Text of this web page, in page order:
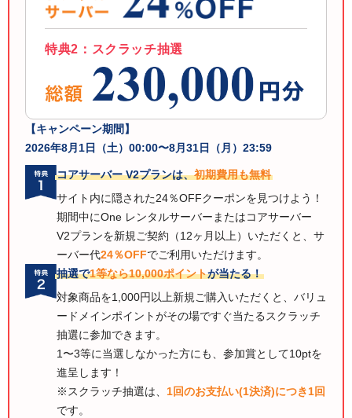
特典2：スクラッチ抽選
【キャンペーン期間】
2026年8月1日（土）00:00〜8月31日（月）23:59
コアサーバー V2プランは、初期費用も無料
サイト内に隠された24％OFFクーポンを見つけよう！
期間中にOne レンタルサーバーまたはコアサーバー
V2プランを新規ご契約（12ヶ月以上）いただくと、サ
ーバー代24％OFFでご利用いただけます。
抽選で1等なら10,000ポイントが当たる！
対象商品を1,000円以上新規ご購入いただくと、バリュ
ードメインポイントがその場ですぐ当たるスクラッチ
抽選に参加できます。
1〜3等に当選しなかった方にも、参加賞として10ptを
進呈します！
※スクラッチ抽選は、 1回のお支払い(1決済)につき1回
です。